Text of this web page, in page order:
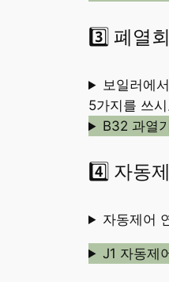
3️⃣ 폐열
보일러에
5가지를 쓰
B32 과열
4️⃣ 자동
자동제어
J1 자동제